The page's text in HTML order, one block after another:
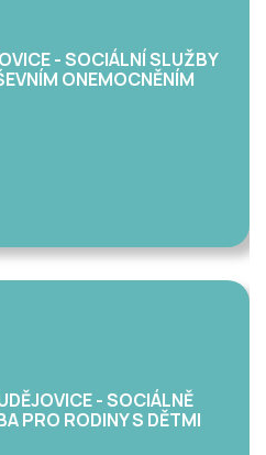
- SOCIÁLNÍ SLUŽBY
ONEMOCNĚNÍM
- SOCIÁLNĚ
PRO RODINY S DĚTMI